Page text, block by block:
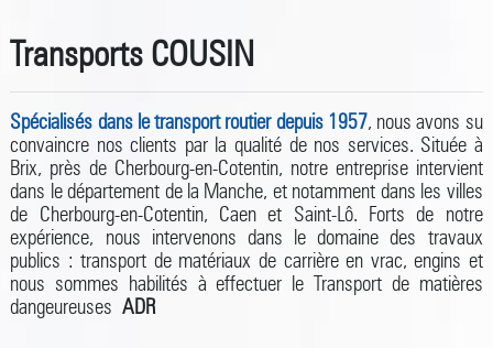
Transports COUSIN
Spécialisés dans le transport routier depuis 1957, nous avons su
convaincre nos clients par la qualité de nos services. Située à
Brix, près de Cherbourg-en-Cotentin, notre entreprise intervient
dans le département de la Manche, et notamment dans les villes
de Cherbourg-en-Cotentin, Caen et Saint-Lô. Forts de notre
expérience, nous intervenons dans le domaine des travaux
publics : transport de matériaux de carrière en vrac, engins et
nous sommes habilités à effectuer le Transport de matières
dangeureusesADR